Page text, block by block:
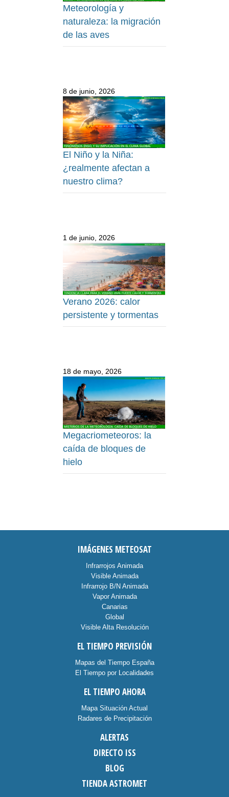
Meteorología y
naturaleza: la migración
de las aves
8 de junio, 2026
El Niño y la Niña:
¿realmente afectan a
nuestro clima?
1 de junio, 2026
Verano 2026: calor
persistente y tormentas
18 de mayo, 2026
Megacriometeoros: la
caída de bloques de
hielo
IMÁGENES METEOSAT
Infrarrojos Animada
Visible Animada
Infrarrojo B/N Animada
Vapor Animada
Canarias
Global
Visible Alta Resolución
EL TIEMPO PREVISIÓN
Mapas del Tiempo España
El Tiempo por Localidades
EL TIEMPO AHORA
Mapa Situación Actual
Radares de Precipitación
ALERTAS
DIRECTO ISS
BLOG
TIENDA ASTROMET